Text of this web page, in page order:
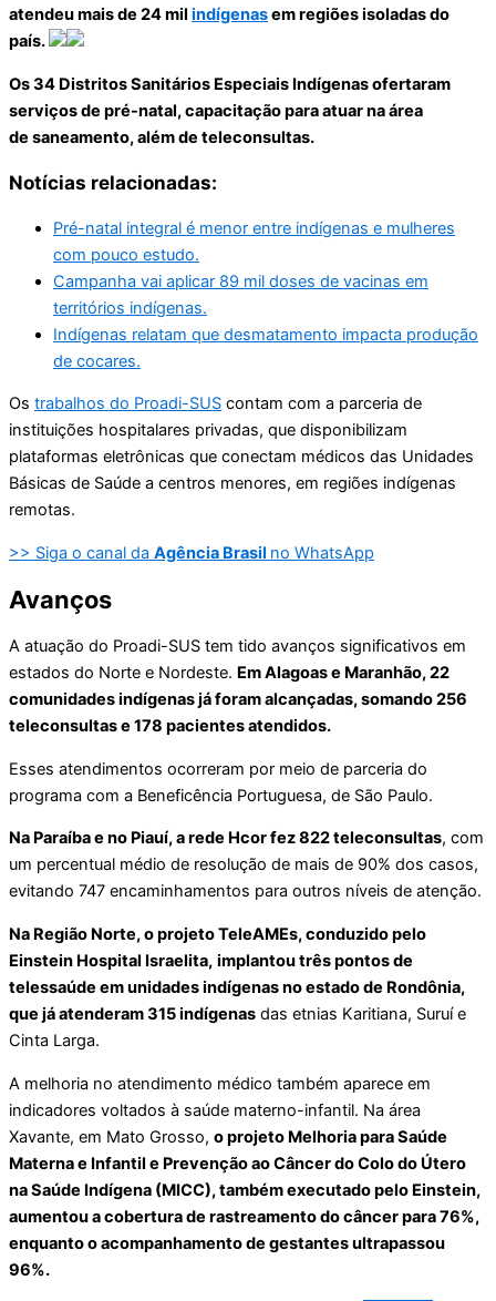
atendeu mais de 24 mil indígenasem regiões isoladas do
país.
Os 34 Distritos Sanitários Especiais Indígenas ofertaram
serviços de pré-natal, capacitação para atuar na área
de saneamento, além de teleconsultas.
Notícias relacionadas:
Pré-natal integral é menor entre indígenas e mulheres
com pouco estudo.
Campanha vai aplicar 89 mil doses de vacinas em
territórios indígenas.
Indígenas relatam que desmatamento impacta produção
de cocares.
Os trabalhos do Proadi-SUS contam com a parceria de
instituições hospitalares privadas, que disponibilizam
plataformas eletrônicas que conectam médicos das Unidades
Básicas de Saúde a centros menores, em regiões indígenas
remotas.
>> Siga o canal da Agência Brasil no WhatsApp
Avanços
A atuação do Proadi-SUS tem tido avanços significativos em
estados do Norte e Nordeste. Em Alagoas e Maranhão, 22
comunidades indígenas já foram alcançadas, somando 256
teleconsultas e 178 pacientes atendidos.
Esses atendimentos ocorreram por meio de parceria do
programa com a Beneficência Portuguesa, de São Paulo.
Na Paraíba e no Piauí, a rede Hcor fez 822 teleconsultas, com
um percentual médio de resolução de mais de 90% dos casos,
evitando 747 encaminhamentos para outros níveis de atenção.
Na Região Norte, o projeto TeleAMEs, conduzido pelo
Einstein Hospital Israelita, implantou três pontos de
telessaúde em unidades indígenas no estado de Rondônia,
que já atenderam 315 indígenas das etnias Karitiana, Suruí e
Cinta Larga.
A melhoria no atendimento médico também aparece em
indicadores voltados à saúde materno-infantil. Na área
Xavante, em Mato Grosso, o projeto Melhoria para Saúde
Materna e Infantil e Prevenção ao Câncer do Colo do Útero
na Saúde Indígena (MICC), também executado pelo Einstein,
aumentou a cobertura de rastreamento do câncer para 76%,
enquanto o acompanhamento de gestantes ultrapassou
96%.